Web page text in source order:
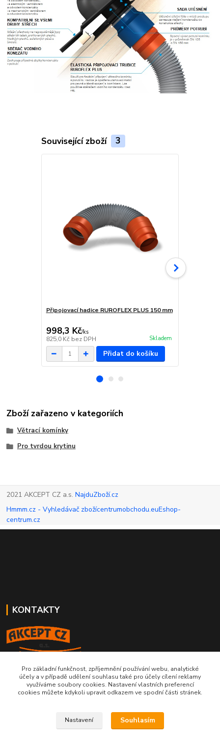
Související zboží 3
Připojovací hadice RUROFLEX PLUS 150 mm
998,3 Kč/ks
825,0 Kč bez DPH Skladem
Přidat do košíku
Zboží zařazeno v kategoriích
Větrací komínky
Pro tvrdou krytinu
2021 AKCEPT CZ a.s.NajduZboží.cz
Hmmm.cz - Vyhledávač zbožícentrumobchodu.euEshop-
centrum.cz
KONTAKTY
724 199 305
pondělí - pátek (8:00 - 16:00)
Pro základní funkčnost, zpříjemnění používání webu, analytické
účely a v případě udělení souhlasu také pro účely cílení reklamy
využíváme soubory cookies. Nastavení vlastních preferencí
cookies můžete kdykoli upravit odkazem ve spodní části stránek.
Nastavení Souhlasím